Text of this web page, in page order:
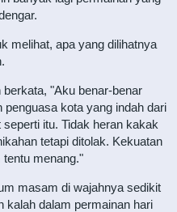
melihat, apa yang dilihatnya
"Aku benar-benar
kota yang indah dari
itu. Tidak heran kakak
tetapi ditolak. Kekuatan
menang."
masam di wajahnya sedikit
kalah dalam permainan hari